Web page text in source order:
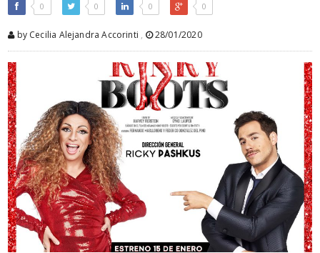
0 0 0 0
by Cecilia Alejandra Accorinti , 28/01/2020